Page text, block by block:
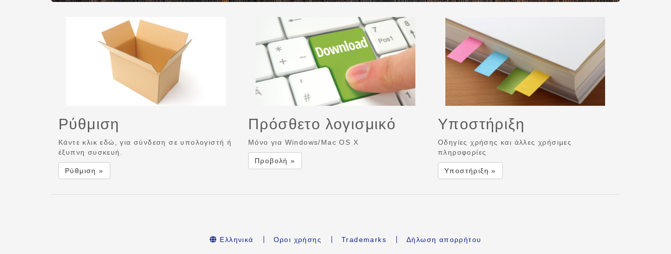
Ρύθμιση
Κάντε κλικ εδώ, για σύνδεση σε υπολογιστή ή
έξυπνη συσκευή.
Ρύθμιση »
Πρόσθετο λογισμικό
Μόνο για Windows/Mac OS X
Προβολή »
Υποστήριξη
Οδηγίες χρήσης και άλλες χρήσιμες
πληροφορίες
Υποστήριξη »
Ελληνικά Οροι χρήσης Trademarks Δήλωση απορρήτου